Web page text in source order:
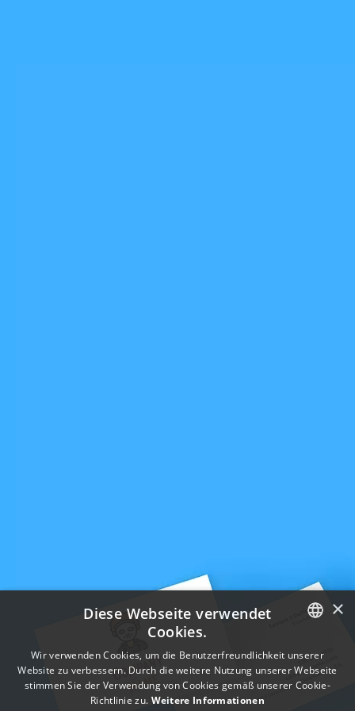
ENGLISH
FRENCH
×
Diese Webseite verwendet
Cookies.
Wir verwenden Cookies, um die Benutzerfreundlichkeit unserer
Website zu verbessern. Durch die weitere Nutzung unserer Webseite
stimmen Sie der Verwendung von Cookies gemäß unserer Cookie-
Richtlinie zu. Weitere Informationen